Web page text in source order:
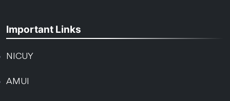
Important Links
NICUY
AMUI